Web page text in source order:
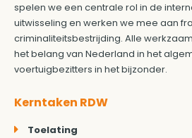
spelen we een centrale rol in de
uitwisseling en werken we mee aan
criminaliteitsbestrijding. Alle
het belang van Nederland in het
voertuigbezitters in het bijzonder.
Kerntaken RDW
Toelating